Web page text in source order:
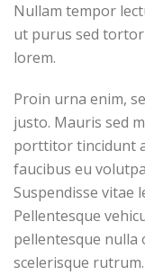
Nullam tempor
ut purus sed
lorem.
Proin urna enim,
justo. Mauris sed
porttitor tincidunt
faucibus eu
Suspendisse vitae
Pellentesque
pellentesque nulla
scelerisque